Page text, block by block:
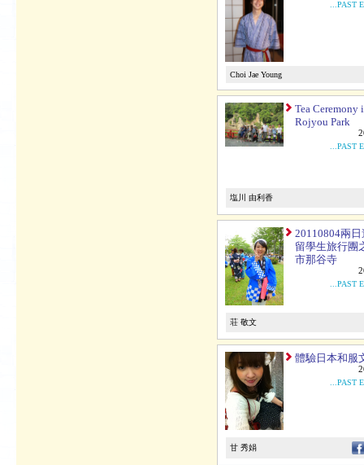
...PAST
Choi Jae Young
Tea Ceremony
Rojyou Park
...PAST
塩川 由利香
20110804兩
留學生旅行團
市那谷寺
...PAST
荘 敬文
體驗日本和服
...PAST
甘 秀娟